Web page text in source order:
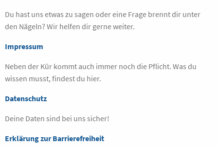
Du hast uns etwas zu sagen oder eine Frage brennt dir unter
den Nägeln? Wir helfen dir gerne weiter.
Impressum
Neben der Kür kommt auch immer noch die Pflicht. Was du
wissen musst, findest du hier.
Datenschutz
Deine Daten sind bei uns sicher!
Erklärung zur Barrierefreiheit